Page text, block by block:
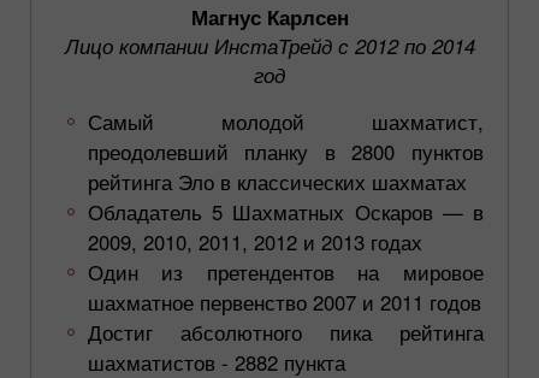
Магнус Карлсен
Лицо компании ИнстаТрейд с 2012 по 2014
год
Самый молодой шахматист,
преодолевший планку в 2800 пунктов
рейтинга Эло в классических шахматах
Обладатель 5 Шахматных Оскаров — в
2009, 2010, 2011, 2012 и 2013 годах
Один из претендентов на мировое
шахматное первенство 2007 и 2011 годов
Достиг абсолютного пика рейтинга
шахматистов - 2882 пункта